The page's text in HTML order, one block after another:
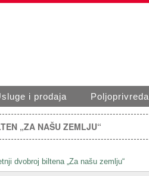
i prodaja Poljoprivreda
„ZA NAŠU ZEMLJU“
dvobroj biltena „Za našu zemlju“